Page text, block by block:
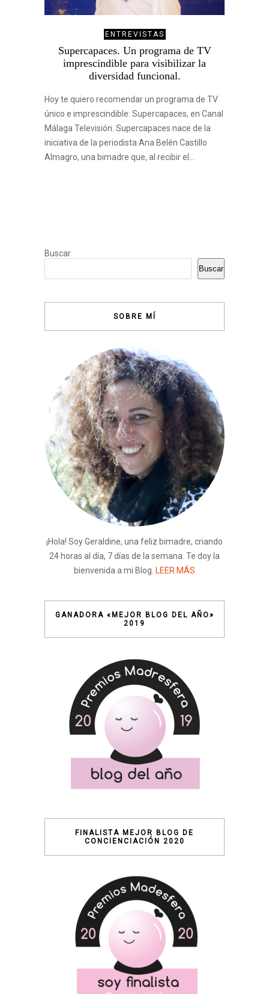
ENTREVISTAS
Supercapaces. Un programa de TV
imprescindible para visibilizar la
diversidad funcional.
Hoy te quiero recomendar un programa de TV
único e imprescindible: Supercapaces, en Canal
Málaga Televisión. Supercapaces nace de la
iniciativa de la periodista Ana Belén Castillo
Almagro, una bimadre que, al recibir el…
Buscar
Buscar
SOBRE MÍ
¡Hola! Soy Geraldine, una feliz bimadre, criando
24 horas al día, 7 días de la semana. Te doy la
bienvenida a mi Blog. LEER MÁS
GANADORA «MEJOR BLOG DEL AÑO»
2019
FINALISTA MEJOR BLOG DE
CONCIENCIACIÓN 2020